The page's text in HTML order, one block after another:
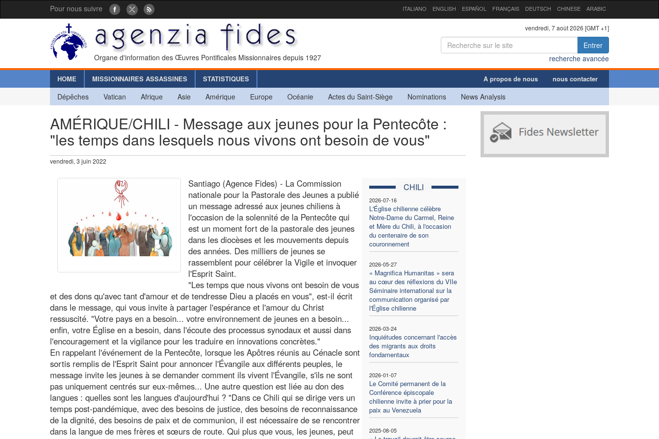
Pour nous suivre ITALIANO ENGLISH ESPAÑOL FRANÇAIS DEUTSCH CHINESE ARABIC
Organe d'information des Œuvres Pontificales Missionnaires depuis 1927
vendredi, 7 août 2026 [GMT +1]
Entrer
recherche avancée
HOME MISSIONNAIRES ASSASSINES STATISTIQUES A propos de nous nous contacter
Dépêches Vatican Afrique Asie Amérique Europe Océanie Actes du Saint-Siège Nominations News Analysis
AMÉRIQUE/CHILI - Message aux jeunes pour la Pentecôte :
"les temps dans lesquels nous vivons ont besoin de vous"
vendredi, 3 juin 2022
CHILI
2026-07-16
L'Église chilienne célèbre
Notre-Dame du Carmel, Reine
et Mère du Chili, à l'occasion
du centenaire de son
couronnement
2026-05-27
« Magnifica Humanitas » sera
au cœur des réflexions du VIIe
Séminaire international sur la
communication organisé par
l'Église chilienne
2026-03-24
Inquiétudes concernant l'accès
des migrants aux droits
fondamentaux
2026-01-07
Le Comité permanent de la
Conférence épiscopale
chilienne invite à prier pour la
paix au Venezuela
2025-08-05
Santiago (Agence Fides) - La Commission
nationale pour la Pastorale des Jeunes a publié
un message adressé aux jeunes chiliens à
l'occasion de la solennité de la Pentecôte qui
est un moment fort de la pastorale des jeunes
dans les diocèses et les mouvements depuis
des années. Des milliers de jeunes se
rassemblent pour célébrer la Vigile et invoquer
l'Esprit Saint.
"Les temps que nous vivons ont besoin de vous
et des dons qu'avec tant d'amour et de tendresse Dieu a placés en vous", est-il écrit
dans le message, qui vous invite à partager l'espérance et l'amour du Christ
ressuscité. "Votre pays en a besoin... votre environnement de jeunes en a besoin...
enfin, votre Église en a besoin, dans l'écoute des processus synodaux et aussi dans
l'encouragement et la vigilance pour les traduire en innovations concrètes."
En rappelant l'événement de la Pentecôte, lorsque les Apôtres réunis au Cénacle sont
sortis remplis de l'Esprit Saint pour annoncer l'Évangile aux différents peuples, le
message invite les jeunes à se demander comment ils vivent l'Évangile, s'ils ne sont
pas uniquement centrés sur eux-mêmes... Une autre question est liée au don des
langues : quelles sont les langues d'aujourd'hui ? "Dans ce Chili qui se dirige vers un
temps post-pandémique, avec des besoins de justice, des besoins de reconnaissance
de la dignité, des besoins de paix et de communion, il est nécessaire de se rencontrer
dans la langue de mes frères et sœurs de route. Qui plus que vous, les jeunes, peut